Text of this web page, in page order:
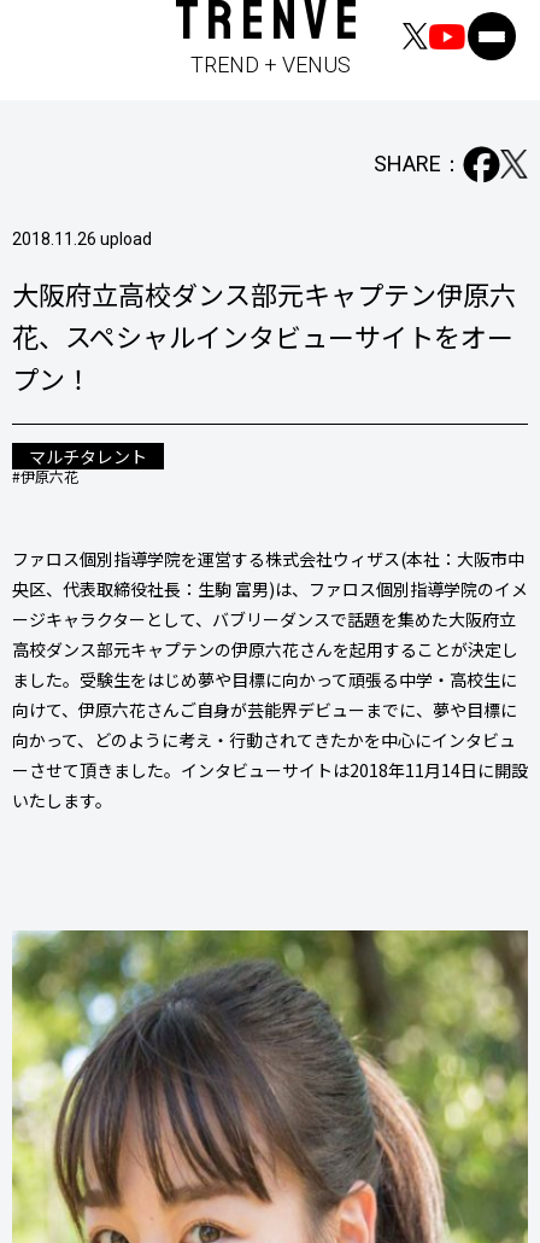
TRENVE
TREND + VENUS
2018.11.26 upload
SHARE：
大阪府立高校ダンス部元キャプテン伊原六
花、スペシャルインタビューサイトをオー
プン！
マルチタレント
#伊原六花
ファロス個別指導学院を運営する株式会社ウィザス(本社：大阪市中
央区、代表取締役社長：生駒 富男)は、ファロス個別指導学院のイメ
ージキャラクターとして、バブリーダンスで話題を集めた大阪府立
高校ダンス部元キャプテンの伊原六花さんを起用することが決定し
ました。受験生をはじめ夢や目標に向かって頑張る中学・高校生に
向けて、伊原六花さんご自身が芸能界デビューまでに、夢や目標に
向かって、どのように考え・行動されてきたかを中心にインタビュ
ーさせて頂きました。インタビューサイトは2018年11月14日に開設
いたします。